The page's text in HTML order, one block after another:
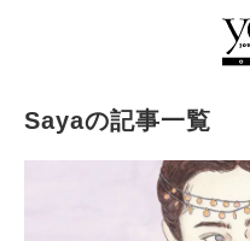
Sayaの記事一覧